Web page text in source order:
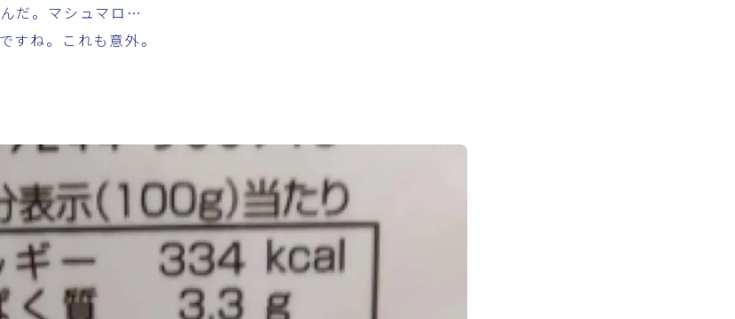
だ。マシュマロ…
すね。これも意外。